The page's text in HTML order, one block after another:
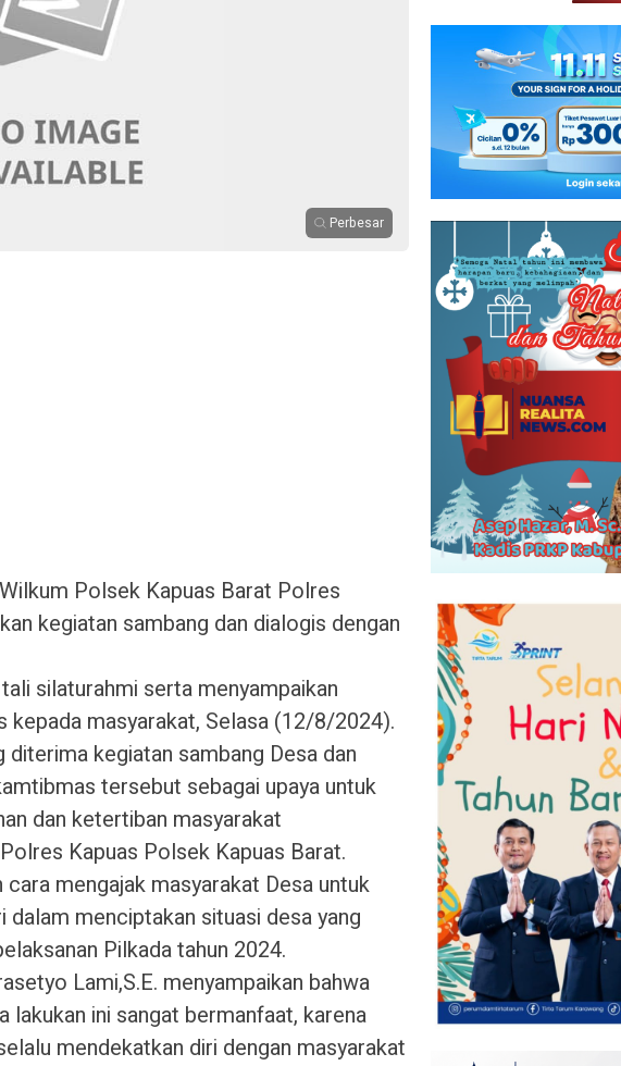
Perbesar
Polsek Kapuas Barat Polres
kegiatan sambang dan dialogis dengan
silaturahmi serta menyampaikan
kepada masyarakat, Selasa (12/8/2024).
kegiatan sambang Desa dan
tersebut sebagai upaya untuk
dan ketertiban masyarakat
Kapuas Polsek Kapuas Barat.
mengajak masyarakat Desa untuk
menciptakan situasi desa yang
Pilkada tahun 2024.
Lami,S.E. menyampaikan bahwa
lakukan ini sangat bermanfaat, karena
mendekatkan diri dengan masyarakat